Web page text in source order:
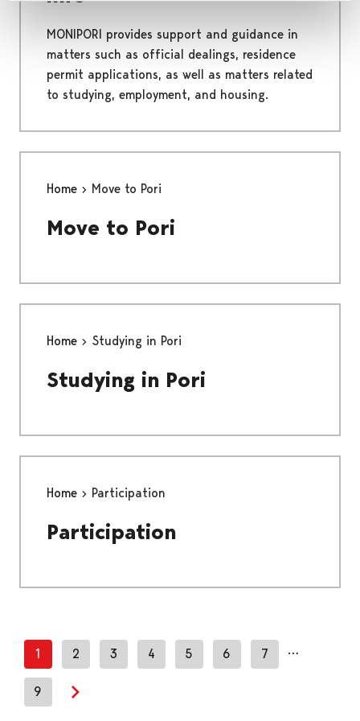
MONIPORI provides support and guidance in
matters such as official dealings, residence
permit applications, as well as matters related
to studying, employment, and housing.
Home Move to Pori
Move to Pori
Home Studying in Pori
Studying in Pori
Home Participation
Participation
1 2 3 4 5 6 7 …
9